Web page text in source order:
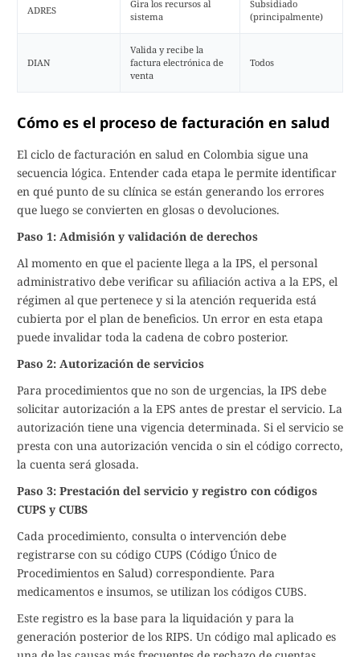
ADRES
Gira los recursos al
sistema
Subsidiado
(principalmente)
DIAN
Valida y recibe la
factura electrónica de
venta
Todos
Cómo es el proceso de facturación en salud
El ciclo de facturación en salud en Colombia sigue una
secuencia lógica. Entender cada etapa le permite identificar
en qué punto de su clínica se están generando los errores
que luego se convierten en glosas o devoluciones.
Paso 1: Admisión y validación de derechos
Al momento en que el paciente llega a la IPS, el personal
administrativo debe verificar su afiliación activa a la EPS, el
régimen al que pertenece y si la atención requerida está
cubierta por el plan de beneficios. Un error en esta etapa
puede invalidar toda la cadena de cobro posterior.
Paso 2: Autorización de servicios
Para procedimientos que no son de urgencias, la IPS debe
solicitar autorización a la EPS antes de prestar el servicio. La
autorización tiene una vigencia determinada. Si el servicio se
presta con una autorización vencida o sin el código correcto,
la cuenta será glosada.
Paso 3: Prestación del servicio y registro con códigos
CUPS y CUBS
Cada procedimiento, consulta o intervención debe
registrarse con su código CUPS (Código Único de
Procedimientos en Salud) correspondiente. Para
medicamentos e insumos, se utilizan los códigos CUBS.
Este registro es la base para la liquidación y para la
generación posterior de los RIPS. Un código mal aplicado es